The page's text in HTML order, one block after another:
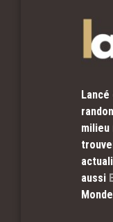
Lancé
milieu
aussi
Monde